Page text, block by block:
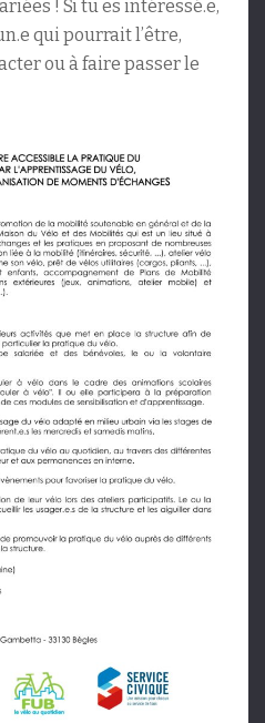
! Si tu es intéressé.e,
qui pourrait l’être,
ou à faire passer le